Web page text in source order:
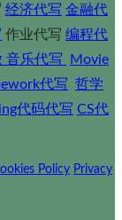
经济代写 金融代
作业代写 编程代
音乐代写
Movie
代写 哲学
代码代写 CS代
Policy Privacy